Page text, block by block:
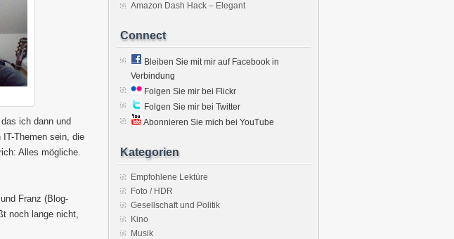
ich dann und
Themen sein, die
Alles mögliche.
Franz (Blog-
noch lange nicht,
Amazon Dash Hack – Elegant
Connect
Bleiben Sie mit mir auf Facebook in
Verbindung
Folgen Sie mir bei Flickr
Folgen Sie mir bei Twitter
Abonnieren Sie mich bei YouTube
Kategorien
Empfohlene Lektüre
Foto / HDR
Gesellschaft und Politik
Kino
Musik